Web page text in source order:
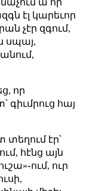
էլ կարեւոր
չէր զգում,
սպայ,
որ
գիւմրուց հայ
տեղում էր՝
հէնց այն
ուր